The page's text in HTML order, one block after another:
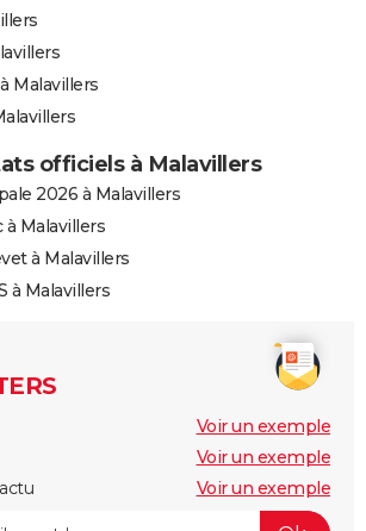
Malavillers
officiels à Malavillers
2026 à Malavillers
à Malavillers
à Malavillers
à Malavillers
Voir un exemple
Voir un exemple
Voir un exemple